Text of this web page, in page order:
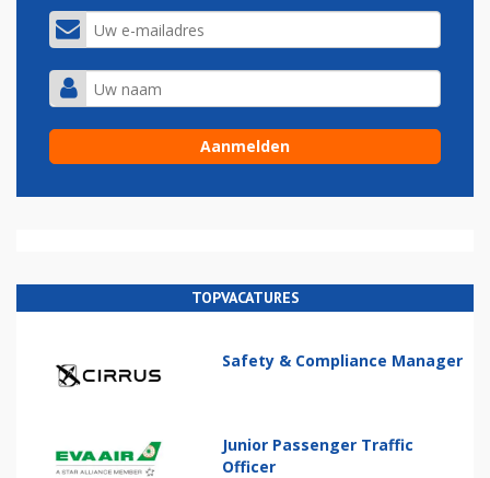
TOPVACATURES
Safety & Compliance Manager
Junior Passenger Traffic
Officer